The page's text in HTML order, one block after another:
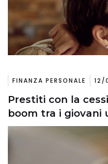
FINANZA PERSONALE 12/
Prestiti con la
boom tra i giovani